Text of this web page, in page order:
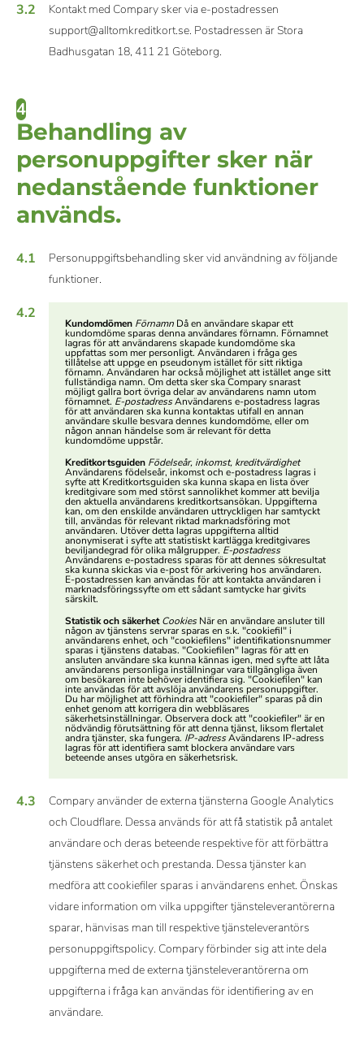
3.2
Kontakt med Compary sker via e-postadressen
support@alltomkreditkort.se. Postadressen är Stora
Badhusgatan 18, 411 21 Göteborg.
4
Behandling av
personuppgifter sker när
nedanstående funktioner
används.
4.1
Personuppgiftsbehandling sker vid användning av följande
funktioner.
4.2
Kundomdömen Förnamn Då en användare skapar ett
kundomdöme sparas denna användares förnamn. Förnamnet
lagras för att användarens skapade kundomdöme ska
uppfattas som mer personligt. Användaren i fråga ges
tillåtelse att uppge en pseudonym istället för sitt riktiga
förnamn. Användaren har också möjlighet att istället ange sitt
fullständiga namn. Om detta sker ska Compary snarast
möjligt gallra bort övriga delar av användarens namn utom
förnamnet. E-postadressAnvändarens e-postadress lagras
för att användaren ska kunna kontaktas utifall en annan
användare skulle besvara dennes kundomdöme, eller om
någon annan händelse som är relevant för detta
kundomdöme uppstår.
Kreditkortsguiden Födelseår, inkomst, kreditvärdighet
Användarens födelseår, inkomst och e-postadress lagras i
syfte att Kreditkortsguiden ska kunna skapa en lista över
kreditgivare som med störst sannolikhet kommer att bevilja
den aktuella användarens kreditkortsansökan. Uppgifterna
kan, om den enskilde användaren uttryckligen har samtyckt
till, användas för relevant riktad marknadsföring mot
användaren. Utöver detta lagras uppgifterna alltid
anonymiserat i syfte att statistiskt kartlägga kreditgivares
beviljandegrad för olika målgrupper. E-postadress
Användarens e-postadress sparas för att dennes sökresultat
ska kunna skickas via e-post för arkivering hos användaren.
E-postadressen kan användas för att kontakta användaren i
marknadsföringssyfte om ett sådant samtycke har givits
särskilt.
Statistik och säkerhetCookiesNär en användare ansluter till
någon av tjänstens servrar sparas en s.k. "cookiefil" i
användarens enhet, och "cookiefilens" identifikationsnummer
sparas i tjänstens databas. "Cookiefilen" lagras för att en
ansluten användare ska kunna kännas igen, med syfte att låta
användarens personliga inställningar vara tillgängliga även
om besökaren inte behöver identifiera sig. "Cookiefilen" kan
inte användas för att avslöja användarens personuppgifter.
Du har möjlighet att förhindra att "cookiefiler" sparas på din
enhet genom att korrigera din webbläsares
säkerhetsinställningar. Observera dock att "cookiefiler" är en
nödvändig förutsättning för att denna tjänst, liksom flertalet
andra tjänster, ska fungera. IP-adressAvändarens IP-adress
lagras för att identifiera samt blockera användare vars
beteende anses utgöra en säkerhetsrisk.
4.3
Compary använder de externa tjänsterna Google Analytics
och Cloudflare. Dessa används för att få statistik på antalet
användare och deras beteende respektive för att förbättra
tjänstens säkerhet och prestanda. Dessa tjänster kan
medföra att cookiefiler sparas i användarens enhet. Önskas
vidare information om vilka uppgifter tjänsteleverantörerna
sparar, hänvisas man till respektive tjänsteleverantörs
personuppgiftspolicy. Compary förbinder sig att inte dela
uppgifterna med de externa tjänsteleverantörerna om
uppgifterna i fråga kan användas för identifiering av en
användare.